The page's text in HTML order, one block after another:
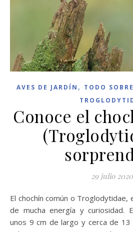
AVES DE JARDÍN , TODO
Conoce el
29 julio 2020
El chochín común o Troglodytidae, es un ave pequeña llena
de mucha energía y curiosidad.
unos 9 cm de largo y cerca de 13